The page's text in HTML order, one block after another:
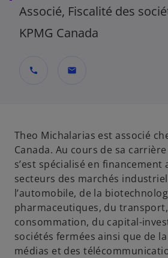
Associé, Fiscalité des
KPMG Canada
call mail
Theo Michalarias est associé
Canada. Au cours de sa carrière
s’est spécialisé en financement
secteurs des marchés
l’automobile, de la
pharmaceutiques, du
consommation, du capital-
sociétés fermées ainsi que de
médias et des